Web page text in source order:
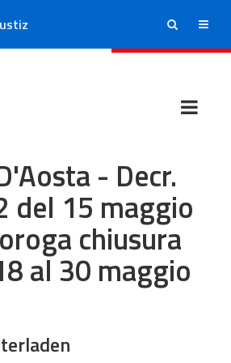
ricerca menu
- Decr.
del 15 maggio
chiusura
al 30 maggio